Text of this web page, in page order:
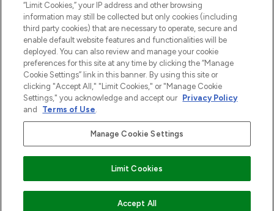
DODAJ DO KOSZYKA
POMOC & INFORMACJE
WAŻNE INFORMACJE
O LOOKFANTASTIC
2026 The Hut Group
Płać bezpiecznie za pomocą
“Limit Cookies,” your IP address and other browsing
information may still be collected but only cookies (including
third party cookies) that are necessary to operate, secure and
enable default website features and functionalities will be
deployed. You can also review and manage your cookie
preferences for this site at any time by clicking the “Manage
Cookie Settings” link in this banner. By using this site or
clicking "Accept All," "Limit Cookies," or "Manage Cookie
Settings," you acknowledge and accept our Privacy Policy
and
Terms of Use.
Manage Cookie Settings
Limit Cookies
Accept All